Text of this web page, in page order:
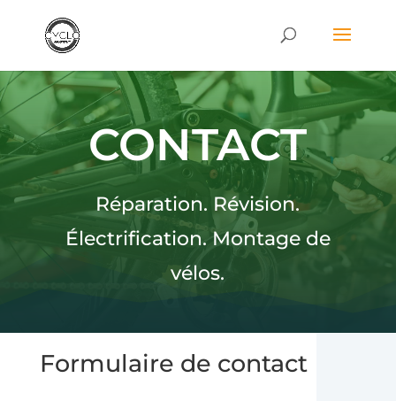
CONTACT
Réparation. Révision.
Électrification. Montage de
vélos.
Formulaire de contact